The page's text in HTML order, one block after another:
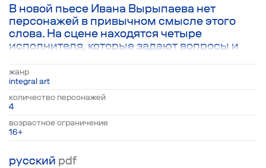
В новой пьесе Ивана Вырыпаева нет
персонажей в привычном смысле этого
слова. На сцене находятся четыре
исполнителя, которые задают вопросы и
ответов проходит через все сферы
человеческой жизни: наука, политика,
семья, наркотики, секс, религия и так далее.
Следуя за текстом, зрители проходят
сквозь сканер всей известной сегодня
реальности, чтобы ответить себе на
главный вопрос: Кто я такой на самом
деле?
жанр
integral art
количество персонажей
4
возрастное ограничение
16+
русский pdf